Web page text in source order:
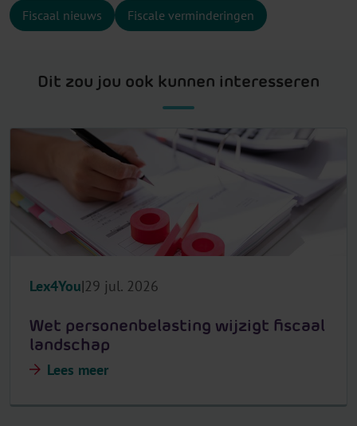
Fiscaal nieuws Fiscale verminderingen
Dit zou jou ook kunnen interesseren
Lex4You 29 jul. 2026
Wet personenbelasting wijzigt fiscaal
landschap
Lees meer